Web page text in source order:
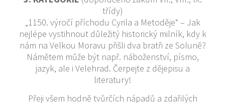
třídy)
„1150. výročí příchodu Cyrila a Metoděje“ – Jak
nejlépe vystihnout důležitý historický milník, kdy k
nám na Velkou Moravu přišli dva bratři ze Soluně?
Námětem může být např. náboženství, písmo,
jazyk, ale i Velehrad. Čerpejte z dějepisu a
literatury!
Přeji všem hodně tvůrčích nápadů a zdařilých